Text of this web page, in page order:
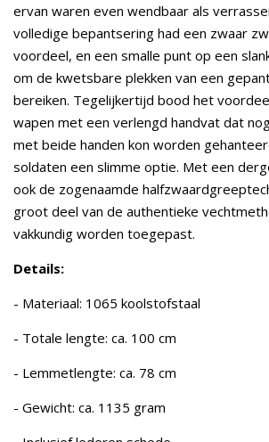
ervan waren even wendbaar als
volledige bepantsering had een zwaar
voordeel, en een smalle punt op een
om de kwetsbare plekken van een
bereiken. Tegelijkertijd bood het
wapen met een verlengd handvat dat
met beide handen kon worden
soldaten een slimme optie. Met een
ook de zogenaamde
groot deel van de authentieke
vakkundig worden toegepast.
Details:
- Materiaal: 1065 koolstofstaal
- Totale lengte: ca. 100 cm
- Lemmetlengte: ca. 78 cm
- Gewicht: ca. 1135 gram